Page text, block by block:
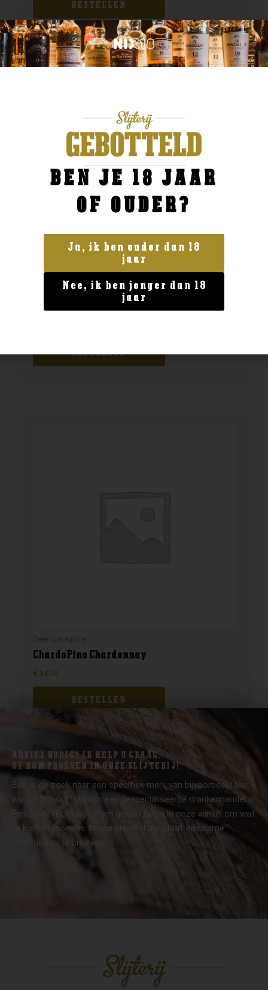
BESTELLEN
Geen categorie
Licor 43 Baristo 0.7
BESTELLEN
ChardoPino Chardonnay
€ 14,99
BESTELLEN
ADVIES NODIG? IK HELP U GRAAG.
OF KOM PROEVEN IN ONZE SLIJTERIJ!
Ben je op zoek naar een specifiek merk van bijvoorbeeld bier,
wijn of Whisky? Wij zijn een gespecialiseerde drankenhandel in
Enschede (Boekelo). Kom gerust langs in onze winkel om wat
te komen proeven. In ons proeflokaal staat een ruime
selectie om te proeven.
BEN JE 18 JAAR
OF OUDER?
Ja, ik ben ouder dan 18
jaar
Nee, ik ben jonger dan 18
jaar